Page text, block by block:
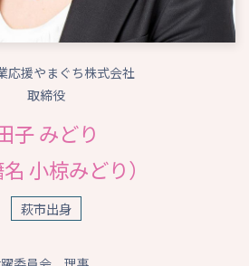
応援やまぐち株式会社
取締役
子 みどり
名 小椋みどり）
萩市出身